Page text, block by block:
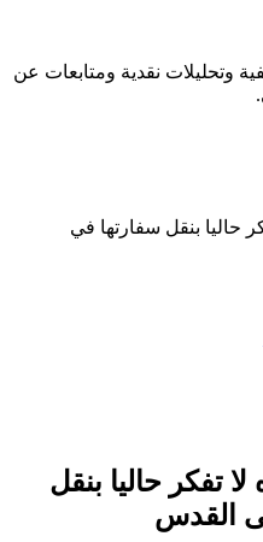
وتحليلات نقدية ومتابعات عن
حاليا بنقل سفارتها في
تفكر حاليا بنقل
القدس